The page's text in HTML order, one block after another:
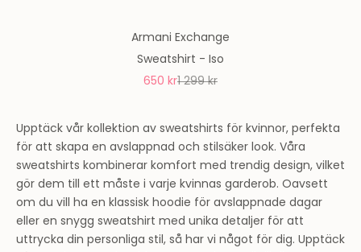
Armani Exchange
Sweatshirt - Iso
REA-pris
650 krPris
1 299 kr
Upptäck vår kollektion av sweatshirts för kvinnor, perfekta
för att skapa en avslappnad och stilsäker look. Våra
sweatshirts kombinerar komfort med trendig design, vilket
gör dem till ett måste i varje kvinnas garderob. Oavsett
om du vill ha en klassisk hoodie för avslappnade dagar
eller en snygg sweatshirt med unika detaljer för att
uttrycka din personliga stil, så har vi något för dig. Upptäck